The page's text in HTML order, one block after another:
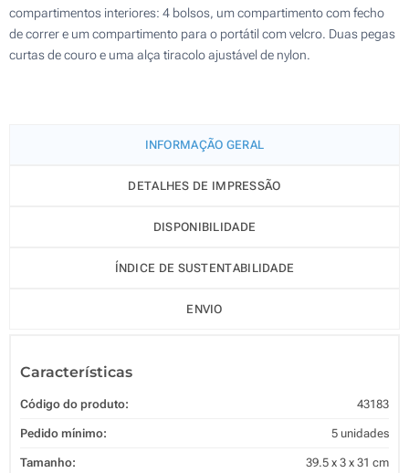
compartimentos interiores: 4 bolsos, um compartimento com fecho
de correr e um compartimento para o portátil com velcro. Duas pegas
curtas de couro e uma alça tiracolo ajustável de nylon.
INFORMAÇÃO GERAL
DETALHES DE IMPRESSÃO
DISPONIBILIDADE
ÍNDICE DE SUSTENTABILIDADE
ENVIO
Características
Código do produto: 43183
Pedido mínimo: 5 unidades
Tamanho: 39.5 x 3 x 31 cm